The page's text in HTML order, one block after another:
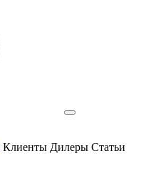
Клиенты Дилеры Статьи